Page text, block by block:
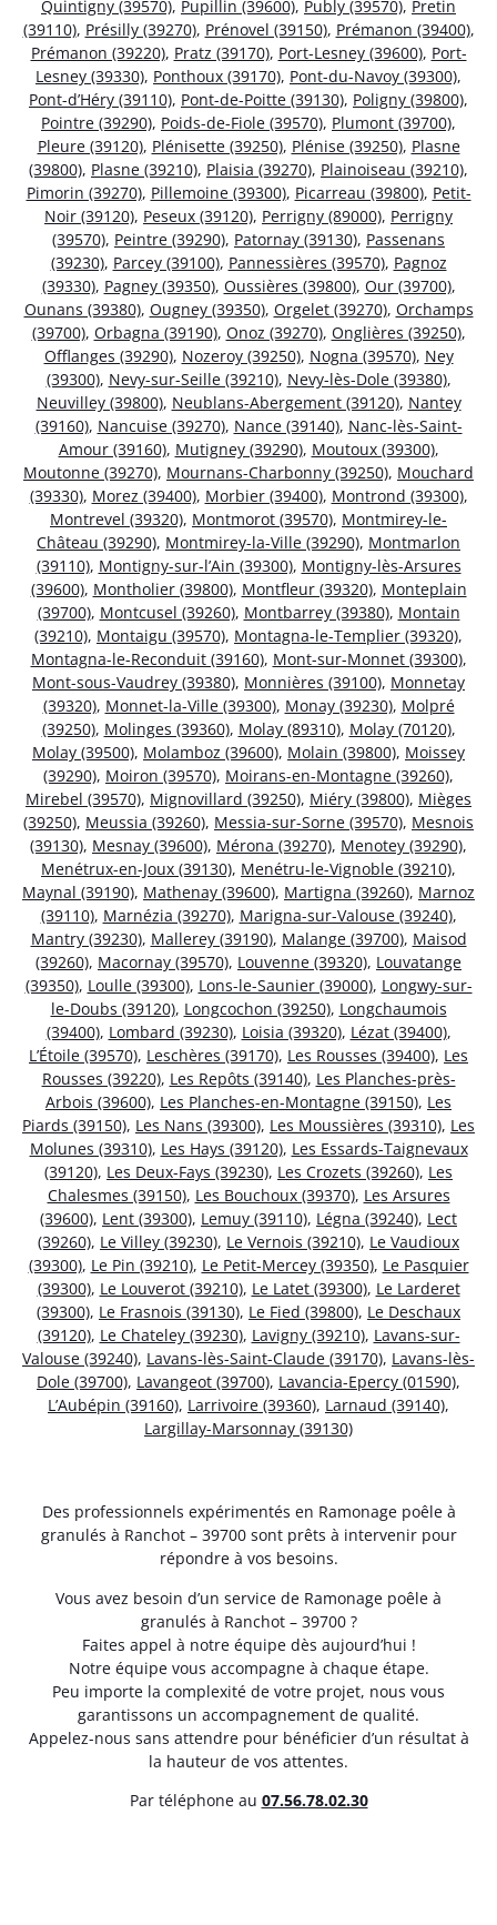
Quintigny (39570), Pupillin (39600), Publy (39570), Pretin
(39110), Présilly (39270), Prénovel (39150), Prémanon (39400),
Prémanon (39220), Pratz (39170), Port-Lesney (39600), Port-
Lesney (39330), Ponthoux (39170), Pont-du-Navoy (39300),
Pont-d’Héry (39110), Pont-de-Poitte (39130), Poligny (39800),
Pointre (39290), Poids-de-Fiole (39570), Plumont (39700),
Pleure (39120), Plénisette (39250), Plénise (39250), Plasne
(39800), Plasne (39210), Plaisia (39270), Plainoiseau (39210),
Pimorin (39270), Pillemoine (39300), Picarreau (39800), Petit-
Noir (39120), Peseux (39120), Perrigny (89000), Perrigny
(39570), Peintre (39290), Patornay (39130), Passenans
(39230), Parcey (39100), Pannessières (39570), Pagnoz
(39330), Pagney (39350), Oussières (39800), Our (39700),
Ounans (39380), Ougney (39350), Orgelet (39270), Orchamps
(39700), Orbagna (39190), Onoz (39270), Onglières (39250),
Offlanges (39290), Nozeroy (39250), Nogna (39570), Ney
(39300), Nevy-sur-Seille (39210), Nevy-lès-Dole (39380),
Neuvilley (39800), Neublans-Abergement (39120), Nantey
(39160), Nancuise (39270), Nance (39140), Nanc-lès-Saint-
Amour (39160), Mutigney (39290), Moutoux (39300),
Moutonne (39270), Mournans-Charbonny (39250), Mouchard
(39330), Morez (39400), Morbier (39400), Montrond (39300),
Montrevel (39320), Montmorot (39570), Montmirey-le-
Château (39290), Montmirey-la-Ville (39290), Montmarlon
(39110), Montigny-sur-l’Ain (39300), Montigny-lès-Arsures
(39600), Montholier (39800), Montfleur (39320), Monteplain
(39700), Montcusel (39260), Montbarrey (39380), Montain
(39210), Montaigu (39570), Montagna-le-Templier (39320),
Montagna-le-Reconduit (39160), Mont-sur-Monnet (39300),
Mont-sous-Vaudrey (39380), Monnières (39100), Monnetay
(39320), Monnet-la-Ville (39300), Monay (39230), Molpré
(39250), Molinges (39360), Molay (89310), Molay (70120),
Molay (39500), Molamboz (39600), Molain (39800), Moissey
(39290), Moiron (39570), Moirans-en-Montagne (39260),
Mirebel (39570), Mignovillard (39250), Miéry (39800), Mièges
(39250), Meussia (39260), Messia-sur-Sorne (39570), Mesnois
(39130), Mesnay (39600), Mérona (39270), Menotey (39290),
Menétrux-en-Joux (39130), Menétru-le-Vignoble (39210),
Maynal (39190), Mathenay (39600), Martigna (39260), Marnoz
(39110), Marnézia (39270), Marigna-sur-Valouse (39240),
Mantry (39230), Mallerey (39190), Malange (39700), Maisod
(39260), Macornay (39570), Louvenne (39320), Louvatange
(39350), Loulle (39300), Lons-le-Saunier (39000), Longwy-sur-
le-Doubs (39120), Longcochon (39250), Longchaumois
(39400), Lombard (39230), Loisia (39320), Lézat (39400),
L’Étoile (39570), Leschères (39170), Les Rousses (39400), Les
Rousses (39220), Les Repôts (39140), Les Planches-près-
Arbois (39600), Les Planches-en-Montagne (39150), Les
Piards (39150), Les Nans (39300), Les Moussières (39310), Les
Molunes (39310), Les Hays (39120), Les Essards-Taignevaux
(39120), Les Deux-Fays (39230), Les Crozets (39260), Les
Chalesmes (39150), Les Bouchoux (39370), Les Arsures
(39600), Lent (39300), Lemuy (39110), Légna (39240), Lect
(39260), Le Villey (39230), Le Vernois (39210), Le Vaudioux
(39300), Le Pin (39210), Le Petit-Mercey (39350), Le Pasquier
(39300), Le Louverot (39210), Le Latet (39300), Le Larderet
(39300), Le Frasnois (39130), Le Fied (39800), Le Deschaux
(39120), Le Chateley (39230), Lavigny (39210), Lavans-sur-
Valouse (39240), Lavans-lès-Saint-Claude (39170), Lavans-lès-
Dole (39700), Lavangeot (39700), Lavancia-Epercy (01590),
L’Aubépin (39160), Larrivoire (39360), Larnaud (39140),
Largillay-Marsonnay (39130)
Des professionnels expérimentés en Ramonage poêle à
granulés à Ranchot – 39700 sont prêts à intervenir pour
répondre à vos besoins.
Vous avez besoin d’un service de Ramonage poêle à
granulés à Ranchot – 39700 ?
Faites appel à notre équipe dès aujourd’hui !
Notre équipe vous accompagne à chaque étape.
Peu importe la complexité de votre projet, nous vous
garantissons un accompagnement de qualité.
Appelez-nous sans attendre pour bénéficier d’un résultat à
la hauteur de vos attentes.
Par téléphone au 07.56.78.02.30